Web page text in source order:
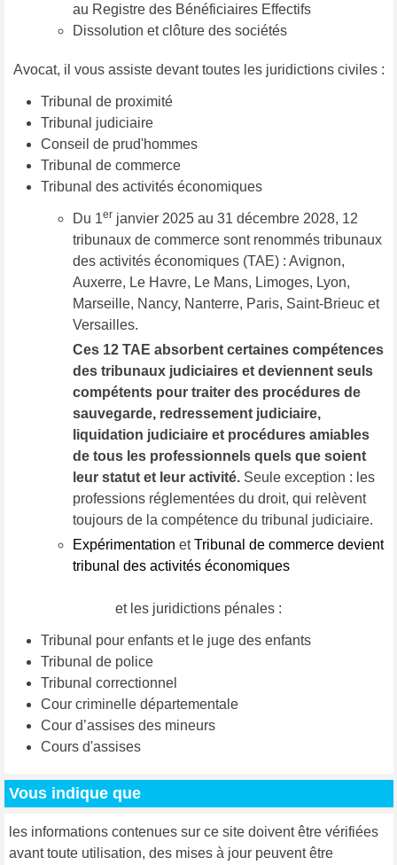
au Registre des Bénéficiaires Effectifs
Dissolution et clôture des sociétés
Avocat, il vous assiste devant toutes les juridictions civiles :
Tribunal de proximité
Tribunal judiciaire
Conseil de prud'hommes
Tribunal de commerce
Tribunal des activités économiques
Du 1er janvier 2025 au 31 décembre 2028, 12
tribunaux de commerce sont renommés tribunaux
des activités économiques (TAE) : Avignon,
Auxerre, Le Havre, Le Mans, Limoges, Lyon,
Marseille, Nancy, Nanterre, Paris, Saint-Brieuc et
Versailles.
Ces 12 TAE absorbent certaines compétences
des tribunaux judiciaires et deviennent seuls
compétents pour traiter des procédures de
sauvegarde, redressement judiciaire,
liquidation judiciaire et procédures amiables
de tous les professionnels quels que soient
leur statut et leur activité.Seule exception : les
professions réglementées du droit, qui relèvent
toujours de la compétence du tribunal judiciaire.
Expérimentation etTribunal de commerce devient
tribunal des activités économiques
et les juridictions pénales :
Tribunal pour enfants et le juge des enfants
Tribunal de police
Tribunal correctionnel
Cour criminelle départementale
Cour d’assises des mineurs
Cours d'assises
Vous indique que
les informations contenues sur ce site doivent être vérifiées
avant toute utilisation, des mises à jour peuvent être